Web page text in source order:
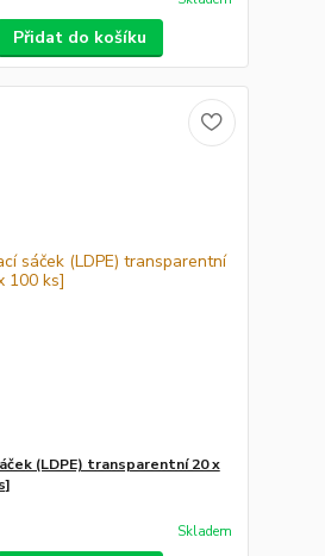
Přidat do košíku
(LDPE) transparentní 20 x
Skladem